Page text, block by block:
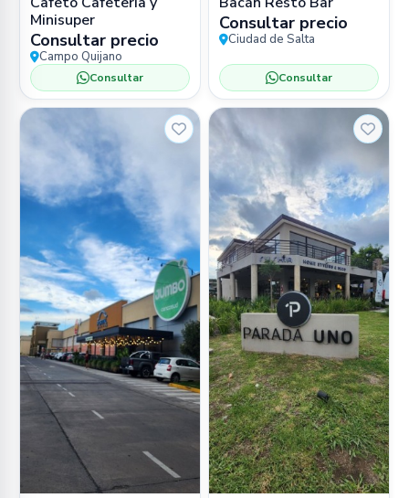
Minisuper
Consultar precio
Campo Quijano
Consultar
Consultar precio
Ciudad de Salta
Consultar